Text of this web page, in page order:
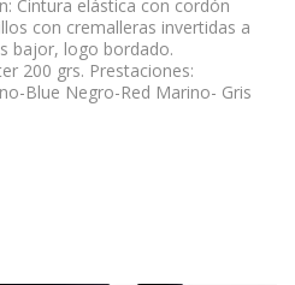
Cintura elástica con cordón
con cremalleras invertidas a
bajor, logo bordado.
200 grs. Prestaciones:
Blue Negro-Red Marino- Gris